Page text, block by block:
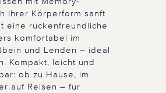
Ihrer Körperform sanft
eine rückenfreundliche
komfortabel im
und Lenden – ideal
Kompakt, leicht und
ob zu Hause, im
auf Reisen – für